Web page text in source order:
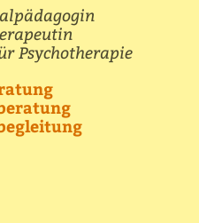
Psychotherapie